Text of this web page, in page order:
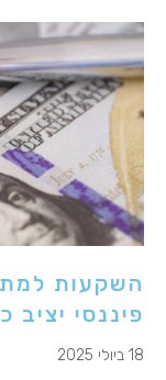
השקעות
פיננסי
18 ביולי 2025